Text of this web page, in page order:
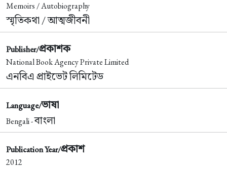
Memoirs / Autobiography
স্মৃতিকথা / আত্মজীবনী
Publisher/প্রকাশক
National Book Agency Private Limited
এনবিএ প্রাইভেট লিমিটেড
Language/ভাষা
Bengali -বাংলা
Publication Year/প্রকাশ
2012